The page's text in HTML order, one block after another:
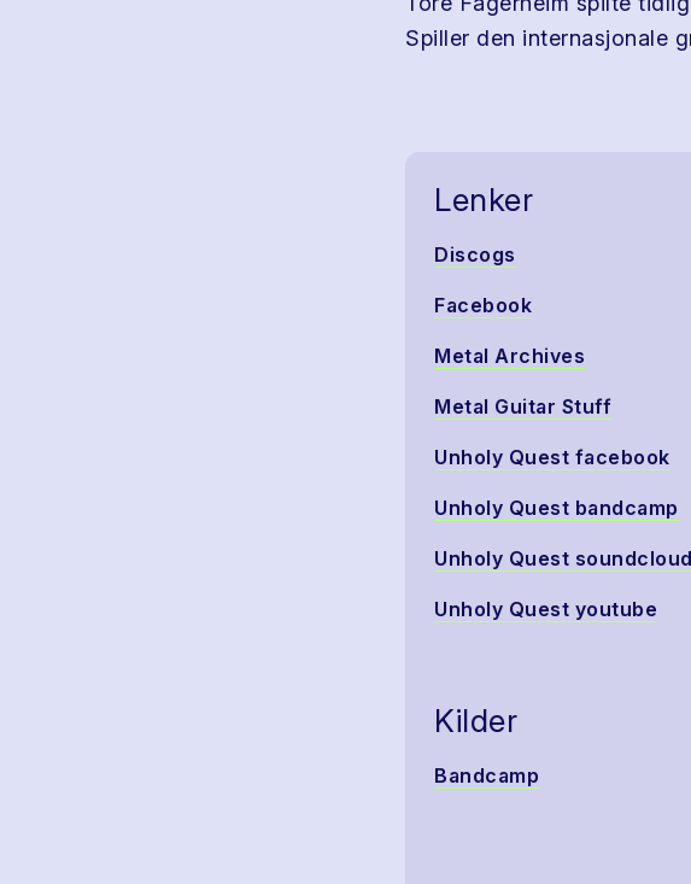
Spiller den internasjonale
Lenker
Discogs
Facebook
Metal Archives
Metal Guitar Stuff
Unholy Quest facebook
Unholy Quest bandcamp
Unholy Quest soundcloud
Unholy Quest youtube
Kilder
Bandcamp